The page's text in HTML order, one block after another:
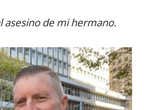
asesino de mi hermano.